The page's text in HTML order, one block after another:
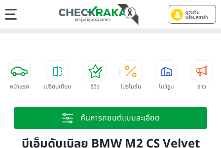
ดูวงเงิน
พร้อมสตาร์ท
หน้าแรก เปรียบเทียบ รีวิว โปรโมชั่น โชว์รูม ข่าว
ค้นหารถยนต์แบบละเอียด
บีเอ็มดับเบิลยู BMW M2 CS Velvet